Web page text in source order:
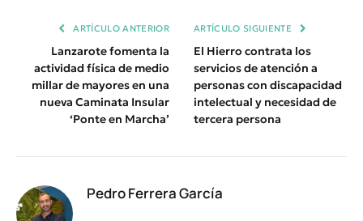
ARTÍCULO ANTERIOR
Lanzarote fomenta la
actividad física de medio
millar de mayores en una
nueva Caminata Insular
‘Ponte en Marcha’
ARTÍCULO SIGUIENTE
El Hierro contrata los
servicios de atención a
personas con discapacidad
intelectual y necesidad de
tercera persona
Pedro Ferrera García